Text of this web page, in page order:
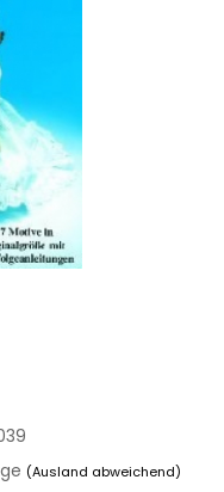
(Ausland abweichend)